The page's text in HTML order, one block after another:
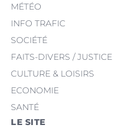
MÉTÉO
INFO TRAFIC
SOCIÉTÉ
FAITS-DIVERS / JUSTICE
CULTURE & LOISIRS
ECONOMIE
SANTÉ
LE SITE